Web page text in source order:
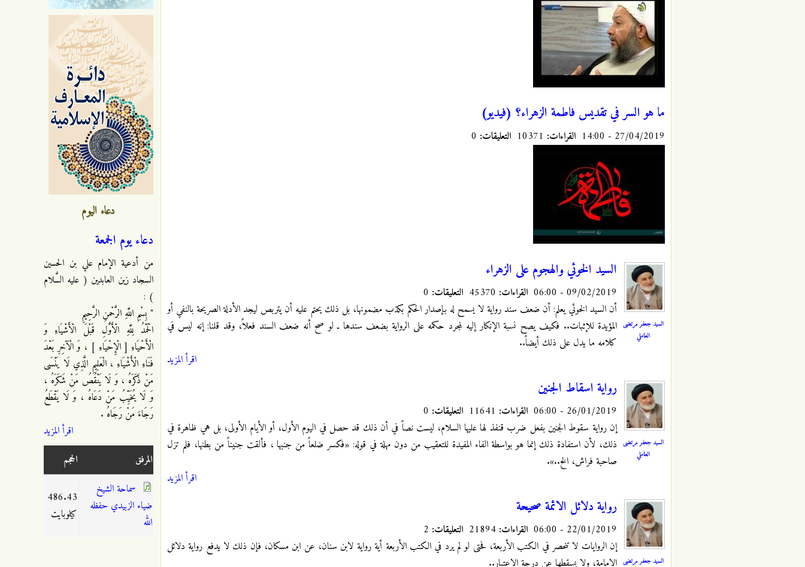
ما هو السر في تقديس فاطمة الزهراء؟ (فيديو)
27/04/2019 - 14:00 القراءات: التعليقات:
السيد جعفر مرتضى
العاملي
السيد الخوئي والهجوم على الزهراء
09/02/2019 - 06:00 القراءات: التعليقات:
أن السيد الخوئي يعلم: أن ضعف سند رواية لا يسمح له بإصدار الحكم بكذب مضمونها، بل ذلك يحتم عليه أن يتربص ليجد الأدلة الصريحة بالنفي أو
المؤيدة للإثبات.. فكيف يصح نسبة الإنكار إليه لمجرد حكمه على الرواية بضعف سندها ـ لو صح أنه ضعف السند فعلاً، وقد قلنا: إنه ليس في
كلامه ما يدل على ذلك أيضاً..
اقرأ المزيد
السيد جعفر مرتضى
العاملي
رواية اسقاط الجنين
26/01/2019 - 06:00 القراءات: التعليقات:
إن رواية سقوط الجنين بفعل ضرب قنفذ لها عليها السلام، ليست نصاً في أن ذلك قد حصل في اليوم الأول، أو الأيام الأولى، بل هي ظاهرة في
ذلك، لأن استفادة ذلك إنما هو بواسطة الفاء المفيدة للتعقيب من دون مهلة في قوله: «فكسر ضلعاً من جنبها ، فألقت جنيناً من بطنها، فلم تزل
صاحبة فراش، الخ..».
اقرأ المزيد
السيد جعفر مرتضى
رواية دلائل الائمة صحيحة
22/01/2019 - 06:00 القراءات: التعليقات:
إن الروايات لا تنحصر في الكتب الأربعة، فحتى لو لم يرد في الكتب الأربعة أية رواية لابن سنان، عن ابن مسكان، فإن ذلك لا يدفع رواية دلائل
الإمامة، ولا يسقطها عن درجة الاعتبار..
دعاء اليوم
دعاء يوم الجمعة
من أدعية الإمام علي بن الحسين
السجاد زين العابدين ( عليه السَّلام
) :
" بِسْمِ اللَّهِ الرَّحْمنِ الرَّحِيمِ
الْحَمْدُ لِلَّهِ الْأَوَّلِ قَبْلَ الْأَشْيَاءِ وَ
الْأَحْيَاءِ [ الْإِحْيَاءِ ] ، وَ الْآخِرِ بَعْدَ
فَنَاءِ الْأَشْيَاءِ ، الْعَلِيمِ الَّذِي لَا يَنْسَى
مَنْ ذَكَرَهُ ، وَ لَا يَنْقُصُ مَنْ شَكَرَهُ ،
وَ لَا يُخَيِّبُ مَنْ دَعَاهُ ، وَ لَا يَقْطَعُ
رَجَاءَ مَنْ رَجَاهُ .
اقرأ المزيد
المرفق
الحجم
سماحة الشيخ
ضياء الزبيدي حفظه
الله
486.43
كيلوبايت